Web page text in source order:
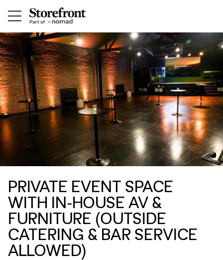
PRIVATE EVENT SPACE
WITH IN-HOUSE AV &
FURNITURE (OUTSIDE
CATERING & BAR SERVICE
ALLOWED)